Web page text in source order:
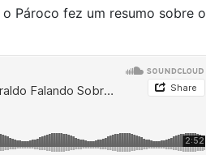
Pároco fez um resumo sobre o